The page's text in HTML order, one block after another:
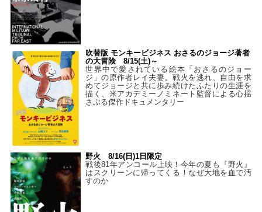
吹替版 モンキービジネス おさるのジョージ著者
の大冒険 8/15(土)～
世界中で愛されている絵本「おさるのジョー
ジ」の原作者レイ夫妻。戦火を逃れ、自由を求
めてジョージと共に歩み続けたふたりの生涯を
描く、米アカデミーノミネート監督による心揺
さぶる傑作ドキュメンタリー
野火 8/16(日)1日限定
戦後81年アンコール上映！今年の夏も『野火』
はスクリーンに帰ってくる！なぜ大地を血で汚
すのか